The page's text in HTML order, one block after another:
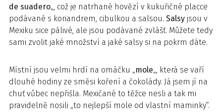
de suadero„, což je natrhané hovězí v kukuřičné placce
podávané s koriandrem, cibulkou a salsou. Salsy jsou v
Mexiku sice pálivé, ale jsou podávané zvlášť. Můžete tedy
sami zvolit jaké množství a jaké salsy si na pokrm dáte.
Místní jsou velmi hrdí na omáčku „mole„, která se vaří
dlouhé hodiny ze směsi koření a čokolády. Já jsem jí na
chuť vůbec nepřišla. Mexičané to těžce nesli a tak mi
pravidelně nosili „to nejlepší mole od vlastní maminky“.